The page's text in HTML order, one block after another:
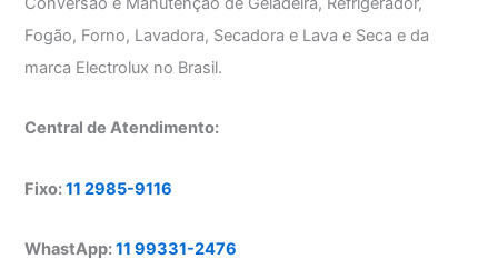
Fogão, Forno, Lavadora, Secadora e Lava e Seca e da
marca Electrolux no Brasil.
Central de Atendimento:
Fixo:11 2985-9116
WhastApp:11 99331-2476